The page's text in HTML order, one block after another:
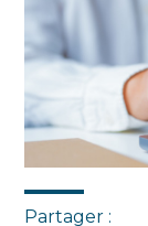
Partager :